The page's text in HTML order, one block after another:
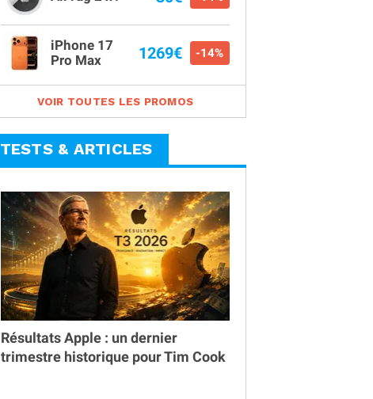
iPhone 17
Pro Max
1269€ -14%
VOIR TOUTES LES PROMOS
TESTS & ARTICLES
Résultats Apple : un dernier
trimestre historique pour Tim Cook